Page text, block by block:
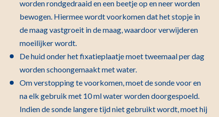
worden rondgedraaid en een beetje op en neer worden
bewogen. Hiermee wordt voorkomen dat het stopje in
de maag vastgroeit in de maag, waardoor verwijderen
moeilijker wordt.
De huid onder het fixatieplaatje moet tweemaal per dag
worden schoongemaakt met water.
Om verstopping te voorkomen, moet de sonde voor en
na elk gebruik met 10 ml water worden doorgespoeld.
Indien de sonde langere tijd niet gebruikt wordt, moet hij